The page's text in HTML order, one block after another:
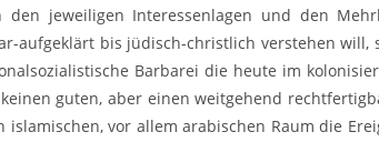
jeweiligen Interessenlagen und den
aufgeklärt bis jüdisch-christlich verstehen
Barbarei die heute im
guten, aber einen weitgehend
vor allem arabischen Raum die